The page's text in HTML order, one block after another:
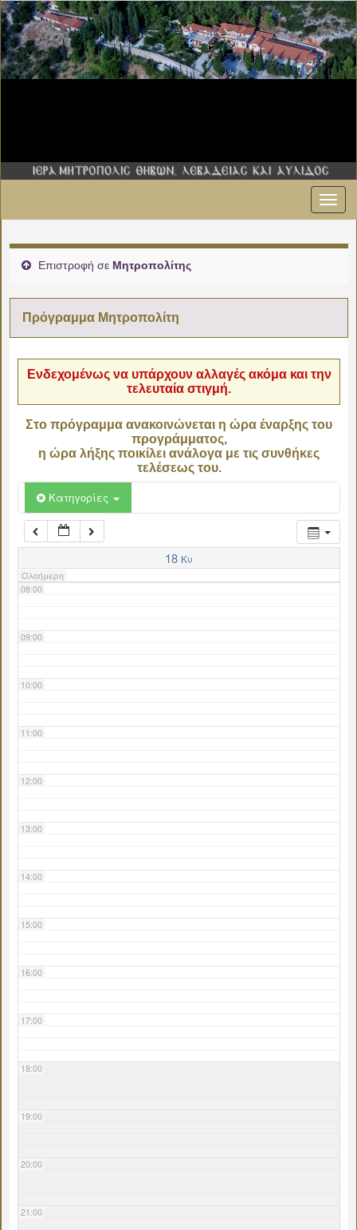
Επιστροφή σε Μητροπολίτης
Πρόγραμμα Μητροπολίτη
Ενδεχομένως να υπάρχουν αλλαγές ακόμα και την
τελευταία στιγμή.
Στο πρόγραμμα ανακοινώνεται η ώρα έναρξης του
προγράμματος,
η ώρα λήξης ποικίλει ανάλογα με τις συνθήκες
τελέσεως του.
Κατηγορίες
18 Κυ
Ολοήμερη
02:00
06:00
07:00
08:00
09:00
10:00
11:00
12:00
13:00
14:00
15:00
16:00
17:00
18:00
19:00
20:00
21:00